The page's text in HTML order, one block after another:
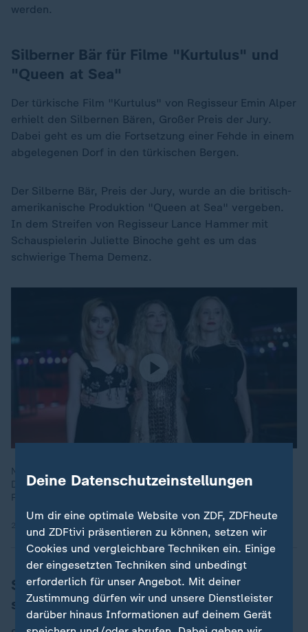
werden.
Silberner Bär für Filme "Kurtulus" und
"Queen at Sea"
Der türkische Film "Kurtulus" von Regisseur Emin Alper
erhielt den Silbernen Bären, Großer Preis der Jury.
Dabei geht es um die Fortsetzung einer Fehde in einem
abgelegenen Dorf in den türkischen Bergen.
Der Silberne Bär, Preis der Jury, wurde an die britisch-
amerikanische Produktion "Queen at Sea" vergeben.
In dem Streifen von Regisseur Lance Hammer mit
Schauspielerin Juliette Binoche geht es um das
schwierige Thema Demenz.
Noch immer ist die weibliche Sicht im Kino unterrepräsentiert.
Die diesjährige Berlinale fiel durch viele starke Auftritte von
Filmemacherinnen auf.
21.02.2026 | 2:17 min
Sandra Hüller für beste
schauspielerische Leistung geehrt
Deine Datenschutzeinstellungen
Um dir eine optimale Website von ZDF, ZDFheute
und ZDFtivi präsentieren zu können, setzen wir
Cookies und vergleichbare Techniken ein. Einige
der eingesetzten Techniken sind unbedingt
erforderlich für unser Angebot. Mit deiner
Zustimmung dürfen wir und unsere Dienstleister
darüber hinaus Informationen auf deinem Gerät